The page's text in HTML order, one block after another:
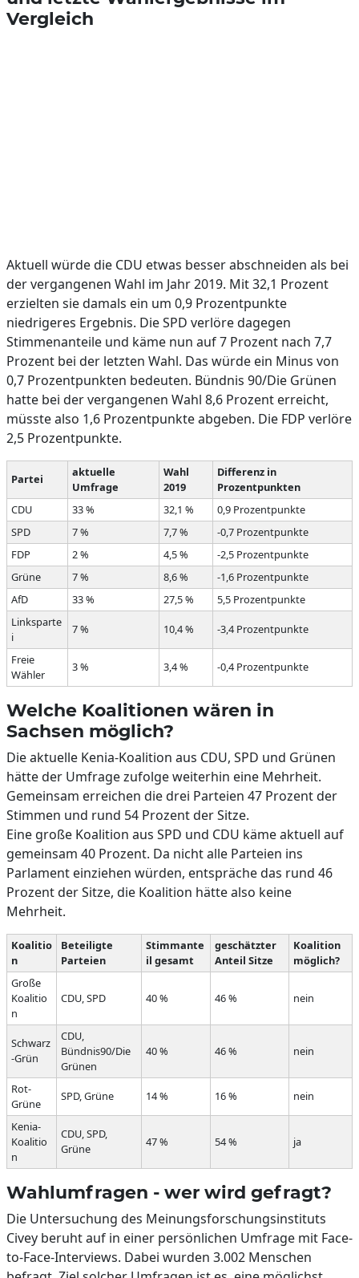
Vergleich
Aktuell würde die CDU etwas besser abschneiden als bei
der vergangenen Wahl im Jahr 2019. Mit 32,1 Prozent
erzielten sie damals ein um 0,9 Prozentpunkte
niedrigeres Ergebnis. Die SPD verlöre dagegen
Stimmenanteile und käme nun auf 7 Prozent nach 7,7
Prozent bei der letzten Wahl. Das würde ein Minus von
0,7 Prozentpunkten bedeuten. Bündnis 90/Die Grünen
hatte bei der vergangenen Wahl 8,6 Prozent erreicht,
müsste also 1,6 Prozentpunkte abgeben. Die FDP verlöre
2,5 Prozentpunkte.
Partei
aktuelle
Umfrage
Wahl
2019
Differenz in
Prozentpunkten
CDU
33 % 32,1 %
0,9 Prozentpunkte
SPD
7 % 7,7 %
-0,7 Prozentpunkte
FDP
2 % 4,5 %
-2,5 Prozentpunkte
Grüne
7 % 8,6 %
-1,6 Prozentpunkte
AfD
33 % 27,5 %
5,5 Prozentpunkte
Linksparte
i
7 % 10,4 % -3,4 Prozentpunkte
Freie
Wähler
3 % 3,4 % -0,4 Prozentpunkte
Welche Koalitionen wären in
Sachsen möglich?
Die aktuelle Kenia-Koalition aus CDU, SPD und Grünen
hätte der Umfrage zufolge weiterhin eine Mehrheit.
Gemeinsam erreichen die drei Parteien 47 Prozent der
Stimmen und rund 54 Prozent der Sitze.
Eine große Koalition aus SPD und CDU käme aktuell auf
gemeinsam 40 Prozent. Da nicht alle Parteien ins
Parlament einziehen würden, entspräche das rund 46
Prozent der Sitze, die Koalition hätte also keine
Mehrheit.
Koalitio
n
Beteiligte
Parteien
Stimmante
il gesamt
geschätzter
Anteil Sitze
Koalition
möglich?
Große
Koalitio
n
CDU, SPD 40 % 46 % nein
Schwarz
-Grün
CDU,
Bündnis90/Die
Grünen
40 % 46 % nein
Rot-
Grüne
SPD, Grüne 14 % 16 % nein
Kenia-
Koalitio
n
CDU, SPD,
Grüne
47 % 54 % ja
Wahlumfragen - wer wird gefragt?
Die Untersuchung des Meinungsforschungsinstituts
Civey beruht auf in einer persönlichen Umfrage mit Face-
to-Face-Interviews. Dabei wurden 3.002 Menschen